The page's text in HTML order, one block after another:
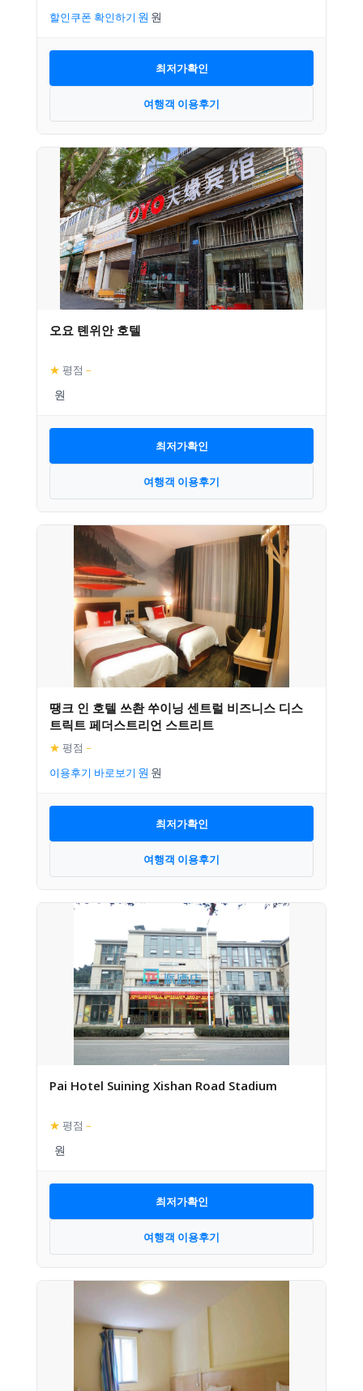
할인쿠폰 확인하기
최저가확인
여행객 이용후기
오요 톈위안 호텔
★ 평점 –
최저가확인
여행객 이용후기
땡크 인 호텔 쓰촨 쑤이닝 센트럴 비즈니스 디스
트릭트 페더스트리언 스트리트
★ 평점 –
이용후기 바로보기
최저가확인
여행객 이용후기
Pai Hotel Suining Xishan Road Stadium
★ 평점 –
최저가확인
여행객 이용후기